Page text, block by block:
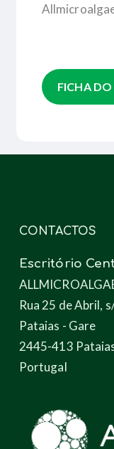
FICHA
CONTACTOS
Escritório
Rua 25 de Abril,
Pataias - Gare
2445-413
Portugal